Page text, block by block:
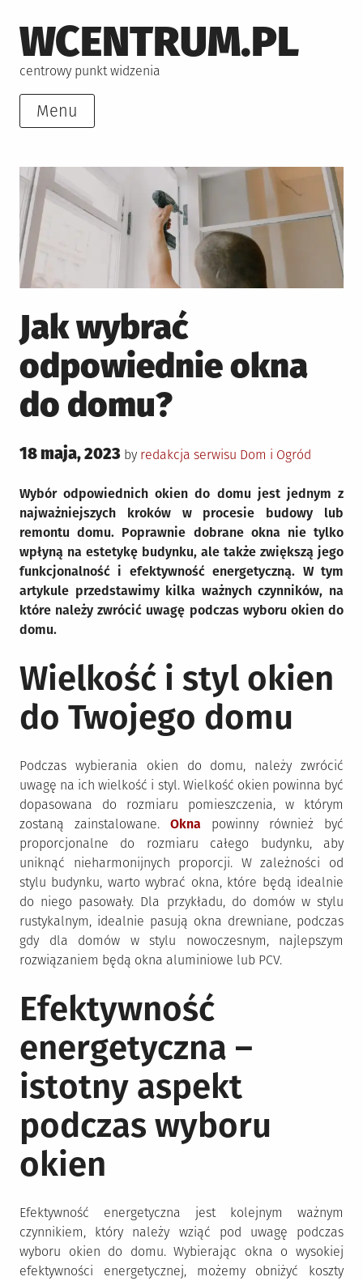
to
content
WCENTRUM.PL
centrowy punkt widzenia
Menu
Jak wybrać
odpowiednie okna
do domu?
Posted
18 maja, 2023 by redakcja serwisu Posted
Dom i Ogród
Wybór odpowiednich okien do domu jest jednym z
najważniejszych kroków w procesie budowy lub
remontu domu. Poprawnie dobrane okna nie tylko
wpłyną na estetykę budynku, ale także zwiększą jego
funkcjonalność i efektywność energetyczną. W tym
artykule przedstawimy kilka ważnych czynników, na
które należy zwrócić uwagę podczas wyboru okien do
domu.
Wielkość i styl okien
do Twojego domu
Podczas wybierania okien do domu, należy zwrócić
uwagę na ich wielkość i styl. Wielkość okien powinna być
dopasowana do rozmiaru pomieszczenia, w którym
zostaną zainstalowane. Okna powinny również być
proporcjonalne do rozmiaru całego budynku, aby
uniknąć nieharmonijnych proporcji. W zależności od
stylu budynku, warto wybrać okna, które będą idealnie
do niego pasowały. Dla przykładu, do domów w stylu
rustykalnym, idealnie pasują okna drewniane, podczas
gdy dla domów w stylu nowoczesnym, najlepszym
rozwiązaniem będą okna aluminiowe lub PCV.
Efektywność
energetyczna –
istotny aspekt
podczas wyboru
okien
Efektywność energetyczna jest kolejnym ważnym
czynnikiem, który należy wziąć pod uwagę podczas
wyboru okien do domu. Wybierając okna o wysokiej
efektywności energetycznej, możemy obniżyć koszty